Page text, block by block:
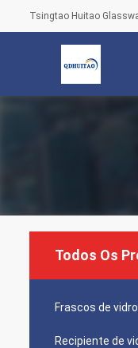
Tsingtao Huitao
Todos Os
Frascos de
Recipiente de